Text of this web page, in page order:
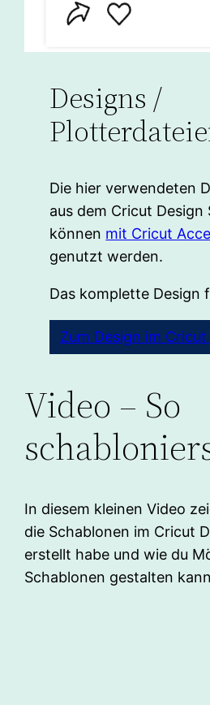
Designs /
Die hier verwendeten
aus dem Cricut Design
können mit Cricut
genutzt werden.
Das komplette Design
Zum Design im
Video – So
In diesem kleinen Video
die Schablonen im Cricut
erstellt habe und wie du
Schablonen gestalten